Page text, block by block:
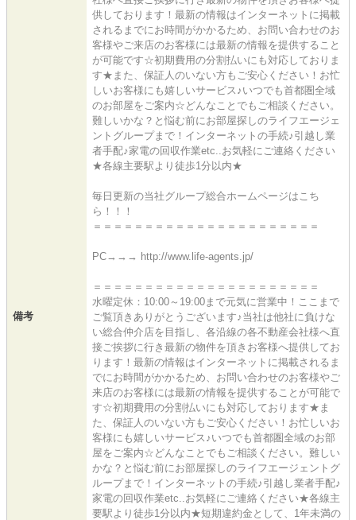
備考
供しております！最新の情報はインターネットに掲載
されるまでにお時間がかかるため、お問い合わせのお
客様やご来店のお客様には最新の情報を提供すること
が可能です☆初期費用の分割払いにも対応しておりま
す★また、保証人のいない方もご安心ください！お忙
しいお客様にも嬉しいサービス♪いつでも首都圏全域
のお部屋をご案内☆どんなことでもご相談ください。
難しいかな？と悩む前にお部屋探しのライフエージェ
ントグループまで！インターネットの手続♪引越し業
者手配♪家電の回収作業etc..お気軽にご連絡ください
★各線主要駅より徒歩1分以内★
毎日更新の当社グループ総合ホームページはこち
ら！！！
＝＝＝＝＝＝＝＝＝＝＝＝＝＝＝＝＝＝＝＝＝＝
PC→→→ http://www.life-agents.jp/
＝＝＝＝＝＝＝＝＝＝＝＝＝＝＝＝＝＝＝＝＝＝
水曜定休：10:00～19:00まで元気に営業中！ここまで
ご覧頂きありがとうございます♪当社は他社に負けな
い総合仲介店を目指し、各沿線の各不動産会社様へ直
接ご挨拶に行き最新の物件を頂きお客様へ提供してお
ります！最新の情報はインターネットに掲載されるま
でにお時間がかかるため、お問い合わせのお客様やご
来店のお客様には最新の情報を提供することが可能で
す☆初期費用の分割払いにも対応しております★ま
た、保証人のいない方もご安心ください！お忙しいお
客様にも嬉しいサービス♪いつでも首都圏全域のお部
屋をご案内☆どんなことでもご相談ください。難しい
かな？と悩む前にお部屋探しのライフエージェントグ
ループまで！インターネットの手続♪引越し業者手配♪
家電の回収作業etc..お気軽にご連絡ください★各線主
要駅より徒歩1分以内★短期違約金として、1年未満の